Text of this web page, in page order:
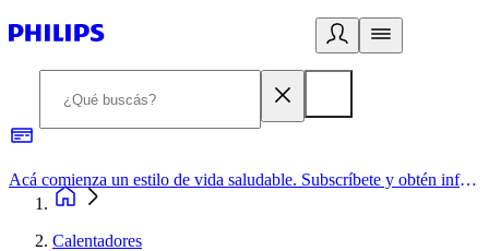
Acá comienza un estilo de vida saludable. Subscríbete y obtén información de primera mano
Calentadores